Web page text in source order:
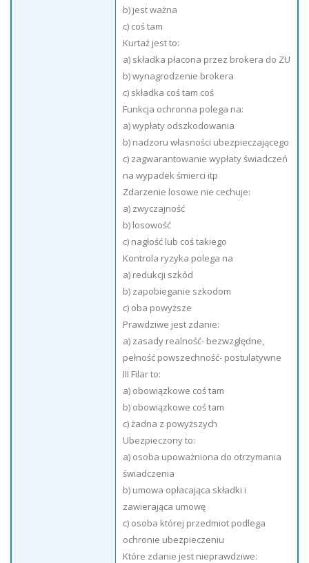
b) jest ważna
c) coś tam
Kurtaż jest to:
a) składka płacona przez brokera do ZU
b) wynagrodzenie brokera
c) składka coś tam coś
Funkcja ochronna polega na:
a) wypłaty odszkodowania
b) nadzoru własności ubezpieczającego
c) zagwarantowanie wypłaty świadczeń
na wypadek śmierci itp
Zdarzenie losowe nie cechuje:
a) zwyczajność
b) losowość
c) nagłość lub coś takiego
Kontrola ryzyka polega na
a) redukcji szkód
b) zapobieganie szkodom
c) oba powyższe
Prawdziwe jest zdanie:
a) zasady realność- bezwzględne,
pełność powszechność- postulatywne
III Filar to:
a) obowiązkowe coś tam
b) obowiązkowe coś tam
c) żadna z powyższych
Ubezpieczony to:
a) osoba upoważniona do otrzymania
świadczenia
b) umowa opłacająca składki i
zawierająca umowę
c) osoba której przedmiot podlega
ochronie ubezpieczeniu
Które zdanie jest nieprawdziwe: